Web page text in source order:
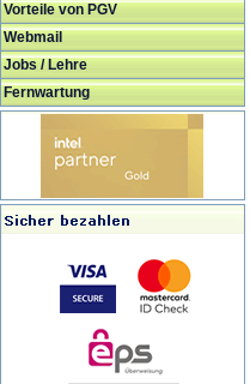
Vorteile von PGV
Webmail
Jobs / Lehre
Fernwartung